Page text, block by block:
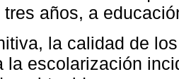
tres años, a
la calidad de
la escolarización